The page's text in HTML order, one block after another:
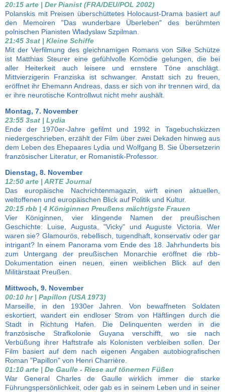
20:15 arte | Der Pianist (FRA/DEU/POL 2002)
Polanskis mit Preisen überschüttetes Holocaust-Drama basiert auf
den Memoiren "Das wunderbare Überleben" des berühmten
polnischen Pianisten Wladyslaw Szpilman.
21:45 3sat | Kleine Schiffe
Mit der Verfilmung des gleichnamigen Romans von Silke Schütze
ist Matthias Steurer eine gefühlvolle Komödie gelungen, die bei
aller Heiterkeit auch leisere und ernstere Töne anschlägt.
Mittvierzigerin Franziska ist schwanger. Anstatt sich zu freuen,
eröffnet ihr Ehemann Andreas, dass er sich von ihr trennen wird, da
er ihre neurotische Kontrollwut nicht mehr aushält.
Montag, 7. November
23:55 3sat | Lydia
Ende der 1970er-Jahre gefilmt und 1992 in Tagebuchskizzen
niedergeschrieben, erzählt der Film über zwei Dekaden hinweg aus
dem Leben des Ehepaares Lydia und Wolfgang B. Sie Übersetzerin
französischer Literatur, er Romanistik-Professor.
Dienstag, 8. November
12:50 arte | ARTE Journal
Das europäische Nachrichtenmagazin, wirft einen aktuellen,
weltoffenen und europäischen Blick auf Politik und Kultur.
20:15 rbb | 4 Königinnen Preußens mächtigste Frauen
Vier Königinnen, vier klingende Namen der preußischen
Geschichte: Luise, Augusta, "Vicky" und Auguste Victoria. Wer
waren sie? Glamourös, rebellisch, tugendhaft, konservativ oder gar
intrigant? In einem Panorama vom Ende des 18. Jahrhunderts bis
zum Untergang der preußischen Monarchie eröffnet die rbb-
Dokumentation einen neuen, einen weiblichen Blick auf den
Militärstaat Preußen.
Mittwoch, 9. November
00:10 hr | Papillon (USA 1973)
Marseille, in den 1930er Jahren. Von bewaffneten Soldaten
eskortiert, wandert ein endloser Strom von Häftlingen durch die
Stadt in Richtung Hafen. Die Delinquenten werden in die
französische Strafkolonie Guyana verschifft, wo sie nach
Verbüßung ihrer Haftstrafe als Kolonisten verbleiben sollen. Der
Film basiert auf dem nach eigenen Angaben autobiografischen
Roman "Papillon" von Henri Charrière.
01:10 arte | De Gaulle - Riese auf tönernen Füßen
War General Charles de Gaulle wirklich immer die starke
Führungspersönlichkeit, oder gab es in seinem Leben und in seiner